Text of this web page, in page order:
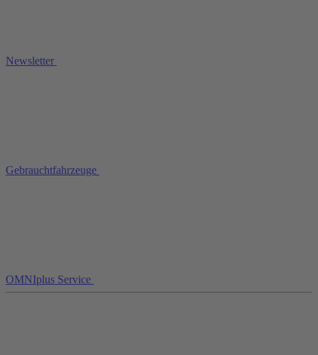
Newsletter
Gebrauchtfahrzeuge
OMNIplus Service